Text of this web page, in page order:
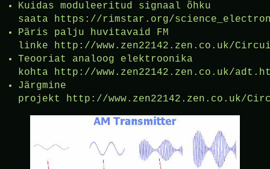
Kuidas moduleeritud signaal õhku
saata https://rimstar.org/
Päris palju huvitavaid FM
linke http://www.zen22142.zen.co.uk/
Teooriat analoog elektroonika
kohta http://www.zen22142.zen.co.uk/
Järgmine
projekt http://www.zen22142.zen.co.uk/